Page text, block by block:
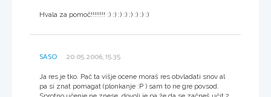
Hvala za pomoč!!!!!!!! :) :) :) :) :) :) :) :)
SASO 20.05.2006, 15:35
Ja res je tko. Pač ta višje ocene moraš res obvladati snov al
pa si znat pomagat (plonkanje :P ) sam to ne gre povsod.